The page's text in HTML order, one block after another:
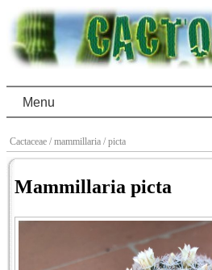
Menu
Cactaceae / mammillaria / picta
Mammillaria picta